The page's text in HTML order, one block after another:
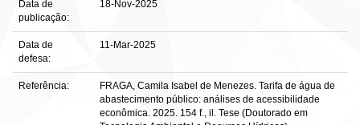
Data de
publicação:
18-Nov-2025
Data de
defesa:
11-Mar-2025
Referência:
FRAGA, Camila Isabel de Menezes. Tarifa de água de
abastecimento público: análises de acessibilidade
econômica. 2025. 154 f., il. Tese (Doutorado em